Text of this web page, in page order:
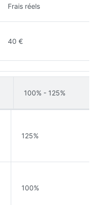
Frais réels
40 €
100% - 125%
125%
100%